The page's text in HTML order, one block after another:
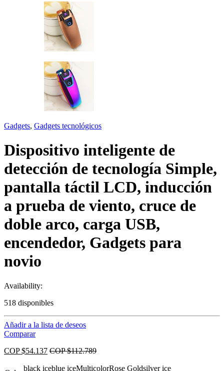
Gadgets, Gadgets tecnológicos
Dispositivo inteligente de
detección de tecnología Simple,
pantalla táctil LCD, inducción
a prueba de viento, cruce de
doble arco, carga USB,
encendedor, Gadgets para
novio
Availability:
518 disponibles
Añadir a la lista de deseos
Comparar
COP $54.137 COP $112.789
black iceblue iceMulticolorRose Goldsilver ice